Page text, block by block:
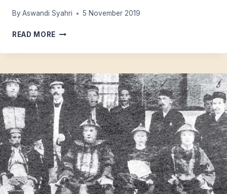
By Aswandi Syahri 5 November 2019
READ MORE GEMEENTE
GEMEENSCHAP